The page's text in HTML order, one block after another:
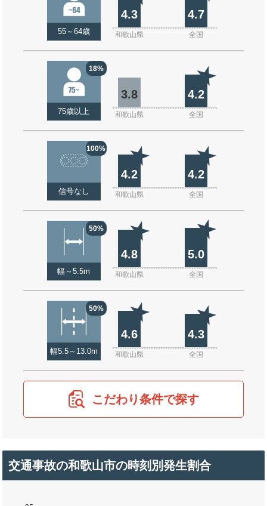
55～64歳
4.3 4.7
和歌山県 全国
18%
75歳以上
3.8 4.2
和歌山県 全国
100%
信号なし
4.2 4.2
和歌山県 全国
50%
幅～5.5m
4.8 5.0
和歌山県 全国
50%
幅5.5～13.0m
4.6 4.3
和歌山県 全国
こだわり条件で探す
交通事故の和歌山市の時刻別発生割合